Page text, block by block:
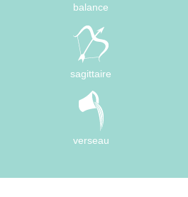
balance
sagittaire
verseau